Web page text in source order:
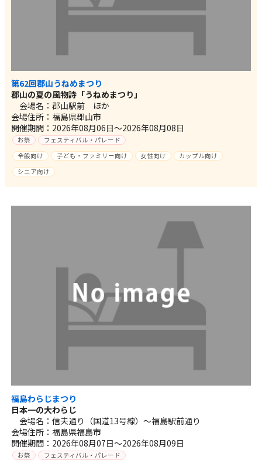
第62回郡山うねめまつり
郡山の夏の風物詩「うねめまつり」
会場名：郡山駅前 ほか
会場住所：福島県郡山市
開催期間：2026年08月06日～2026年08月08日
お祭
フェスティバル・パレード
全般向け
子ども・ファミリー向け 女性向け
カップル向け
シニア向け
福島わらじまつり
日本一の大わらじ
会場名：信夫通り（国道13号線）～福島駅前通り
会場住所：福島県福島市
開催期間：2026年08月07日～2026年08月09日
お祭
フェスティバル・パレード